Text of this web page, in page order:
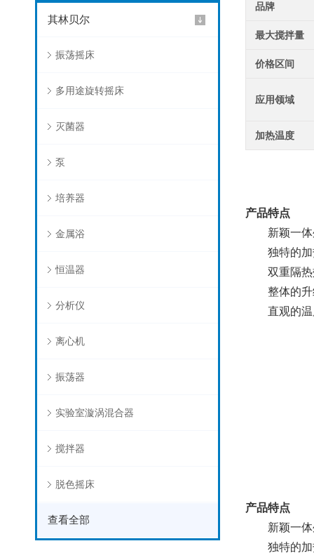
其林贝尔
振荡摇床
多用途旋转摇床
灭菌器
泵
培养器
金属浴
恒温器
分析仪
离心机
振荡器
实验室漩涡混合器
搅拌器
脱色摇床
查看全部
品牌
最大搅拌量
价格区间
应用领域
加热温度
产品特点
新颖一体外
独特的加热
双重隔热效
整体的升级
直观的温度
产品特点
新颖一体外
独特的加热